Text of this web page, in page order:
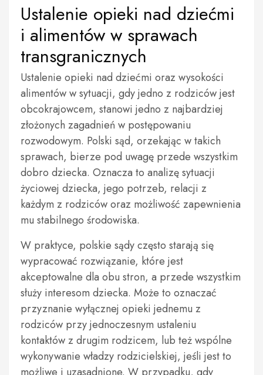
Ustalenie opieki nad dziećmi
i alimentów w sprawach
transgranicznych
Ustalenie opieki nad dziećmi oraz wysokości
alimentów w sytuacji, gdy jedno z rodziców jest
obcokrajowcem, stanowi jedno z najbardziej
złożonych zagadnień w postępowaniu
rozwodowym. Polski sąd, orzekając w takich
sprawach, bierze pod uwagę przede wszystkim
dobro dziecka. Oznacza to analizę sytuacji
życiowej dziecka, jego potrzeb, relacji z
każdym z rodziców oraz możliwość zapewnienia
mu stabilnego środowiska.
W praktyce, polskie sądy często starają się
wypracować rozwiązanie, które jest
akceptowalne dla obu stron, a przede wszystkim
służy interesom dziecka. Może to oznaczać
przyznanie wyłącznej opieki jednemu z
rodziców przy jednoczesnym ustaleniu
kontaktów z drugim rodzicem, lub też wspólne
wykonywanie władzy rodzicielskiej, jeśli jest to